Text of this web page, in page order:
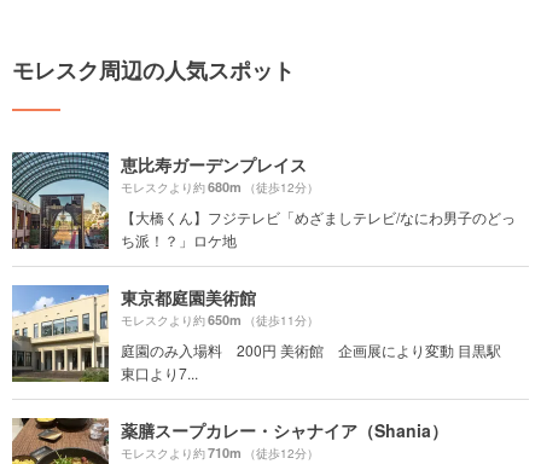
モレスク周辺の人気スポット
恵比寿ガーデンプレイス
モレスクより約680m （徒歩12分）
【大橋くん】フジテレビ「めざましテレビ/なにわ男子のどっ
ち派！？」ロケ地
東京都庭園美術館
モレスクより約650m （徒歩11分）
庭園のみ入場料 200円 美術館 企画展により変動 目黒駅
東口より7...
薬膳スープカレー・シャナイア（Shania）
モレスクより約710m （徒歩12分）